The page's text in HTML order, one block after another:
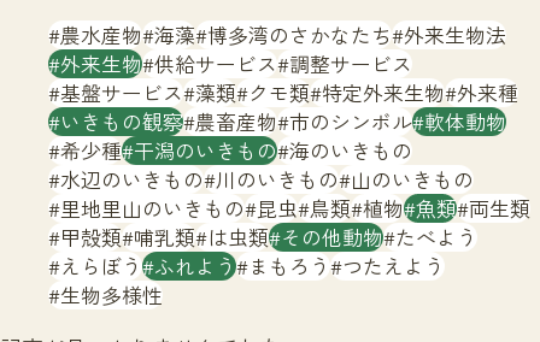
文字サイズ 小 中 大
生物多様性ふくおかウェブセンターとは
サイトマップ
農水産物 海藻 博多湾のさかなたち 外来生物法
外来生物 供給サービス 調整サービス
基盤サービス 藻類 クモ類 特定外来生物 外来種
いきもの観察 農畜産物 市のシンボル 軟体動物
希少種 干潟のいきもの 海のいきもの
水辺のいきもの 川のいきもの 山のいきもの
里地里山のいきもの 昆虫 鳥類 植物 魚類 両生類
甲殻類 哺乳類 は虫類 その他動物 たべよう
えらぼう ふれよう まもろう つたえよう
生物多様性